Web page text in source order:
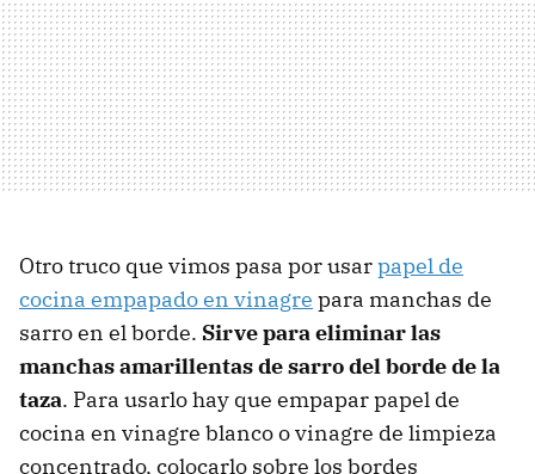
Otro truco que vimos pasa por usarpapel de
cocina empapado en vinagre para manchas de
sarro en el borde. Sirve para eliminar las
manchas amarillentas de sarro del borde de la
taza. Para usarlo hay que empapar papel de
cocina en vinagre blanco o vinagre de limpieza
concentrado, colocarlo sobre los bordes